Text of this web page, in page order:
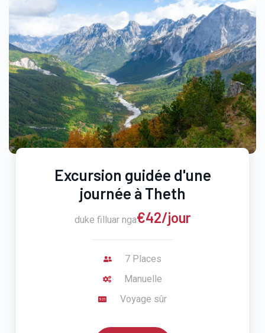
Excursion guidée d'une
journée à Theth
duke filluar nga€42/jour
7 Places
Manuelle
Voyage sûr